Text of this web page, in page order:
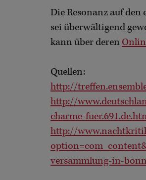
Die Resonanz auf
sei überwältigend
kann über deren
Quellen:
http://
http://
charme-
http://
versammlung-in-